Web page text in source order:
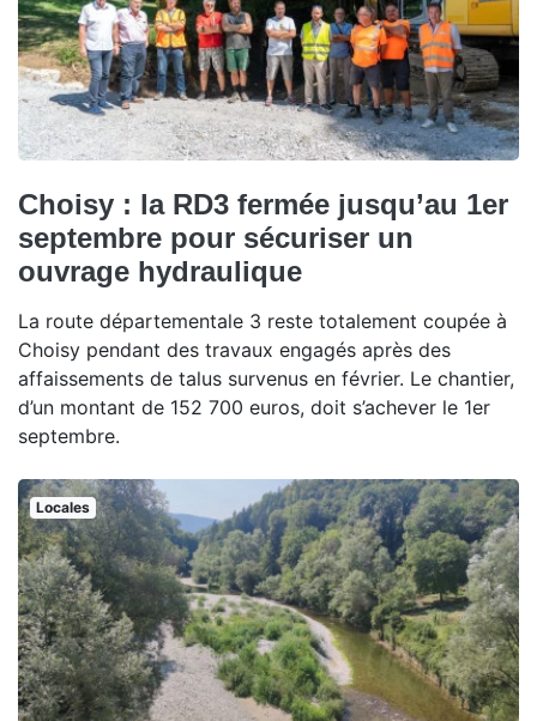
Choisy : la RD3 fermée jusqu’au 1er
septembre pour sécuriser un
ouvrage hydraulique
La route départementale 3 reste totalement coupée à
Choisy pendant des travaux engagés après des
affaissements de talus survenus en février. Le chantier,
d’un montant de 152 700 euros, doit s’achever le 1er
septembre.
Locales